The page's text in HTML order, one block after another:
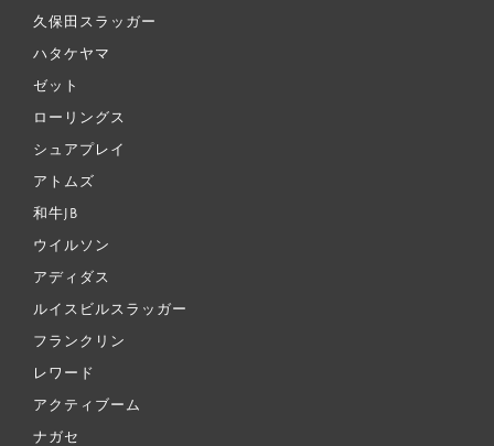
久保田スラッガー
ハタケヤマ
ゼット
ローリングス
シュアプレイ
アトムズ
和牛JB
ウイルソン
アディダス
ルイスビルスラッガー
フランクリン
レワード
アクティブーム
ナガセ